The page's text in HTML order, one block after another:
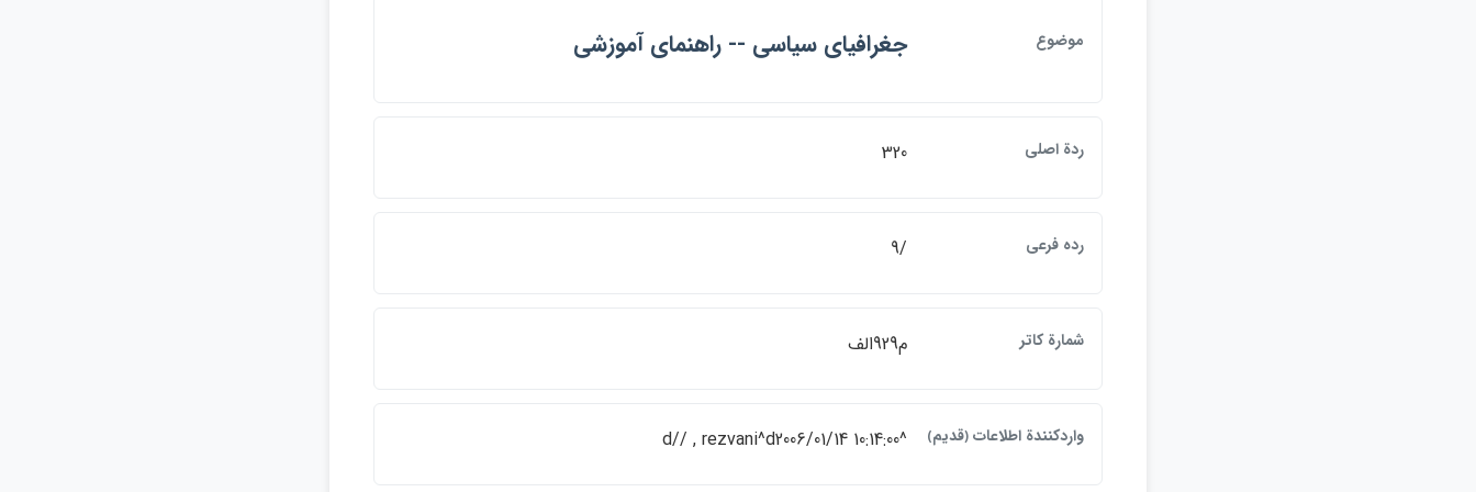
موضوع جغرافياي سياسي -- راهنماي آموزشي
ردة اصلي 320
رده فرعي /9
شمارة كاتر م929الف
واردكنندة اطلاعات ﴿قديم﴾ ^d// , rezvani^d2006/01/14 10:14:00